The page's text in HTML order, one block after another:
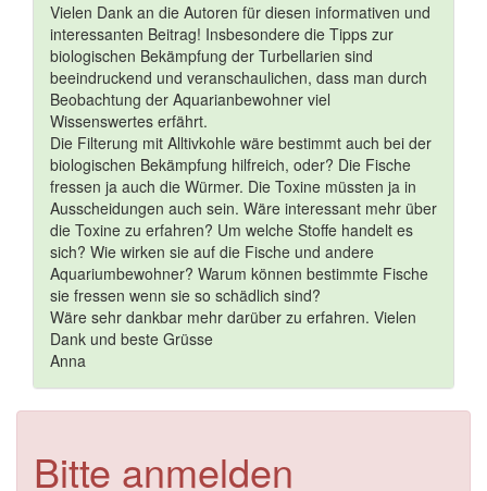
Vielen Dank an die Autoren für diesen informativen und
interessanten Beitrag! Insbesondere die Tipps zur
biologischen Bekämpfung der Turbellarien sind
beeindruckend und veranschaulichen, dass man durch
Beobachtung der Aquarianbewohner viel
Wissenswertes erfährt.
Die Filterung mit Alltivkohle wäre bestimmt auch bei der
biologischen Bekämpfung hilfreich, oder? Die Fische
fressen ja auch die Würmer. Die Toxine müssten ja in
Ausscheidungen auch sein. Wäre interessant mehr über
die Toxine zu erfahren? Um welche Stoffe handelt es
sich? Wie wirken sie auf die Fische und andere
Aquariumbewohner? Warum können bestimmte Fische
sie fressen wenn sie so schädlich sind?
Wäre sehr dankbar mehr darüber zu erfahren. Vielen
Dank und beste Grüsse
Anna
Bitte anmelden